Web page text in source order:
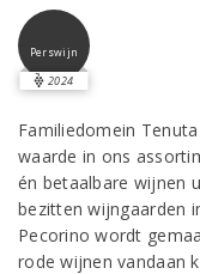
Perswijn
2024
Familiedomein
waarde in ons
én betaalbare wijnen
bezitten wijngaarden
Pecorino wordt
rode wijnen vandaan